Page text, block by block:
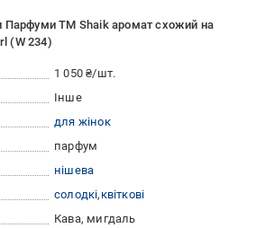
Парфуми TM Shaik аромат схожий на
(W 234)
1 050 ₴/шт.
Інше
для жінок
парфум
нішева
солодкі квіткові
Кава, мигдаль